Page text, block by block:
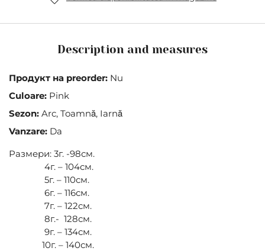
Description and measures
Продукт на preorder: Nu
Culoare: Pink
Sezon: Arc, Toamnă, Iarnă
Vanzare: Da
Размери: 3г. -98см.
4г. – 104см.
5г. – 110см.
6г. – 116см.
7г. – 122см.
8г.- 128см.
9г. – 134см.
10г. – 140см.